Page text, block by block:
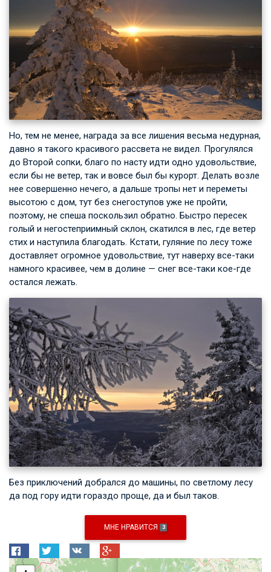
Но, тем не менее, награда за все лишения весьма недурная,
давно я такого красивого рассвета не видел. Прогулялся
до Второй сопки, благо по насту идти одно удовольствие,
если бы не ветер, так и вовсе был бы курорт. Делать возле
нее совершенно нечего, а дальше тропы нет и переметы
высотою с дом, тут без снегоступов уже не пройти,
поэтому, не спеша поскользил обратно. Быстро пересек
голый и негостеприимный склон, скатился в лес, где ветер
стих и наступила благодать. Кстати, гуляние по лесу тоже
доставляет огромное удовольствие, тут наверху все-таки
намного красивее, чем в долине — снег все-таки кое-где
остался лежать.
Без приключений добрался до машины, по светлому лесу
да под гору идти гораздо проще, да и был таков.
МНЕ НРАВИТСЯ 3